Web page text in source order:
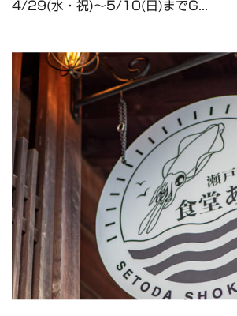
4/29(水・祝)〜5/10(日)までG...